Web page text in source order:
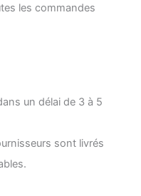
les commandes
un délai de 3 à 5
sont livrés